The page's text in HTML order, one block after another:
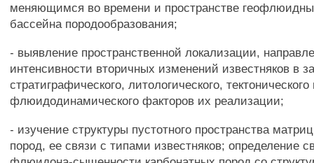
меняющимся во времени и пространстве
бассейна породообразования;
- выявление пространственной локализации,
интенсивности вторичных изменений известняков в
стратиграфического, литологического, тектонического
флюидодинамического факторов их реализации;
- изучение структуры пустотного пространства
пород, ее связи с типами известняков; определение